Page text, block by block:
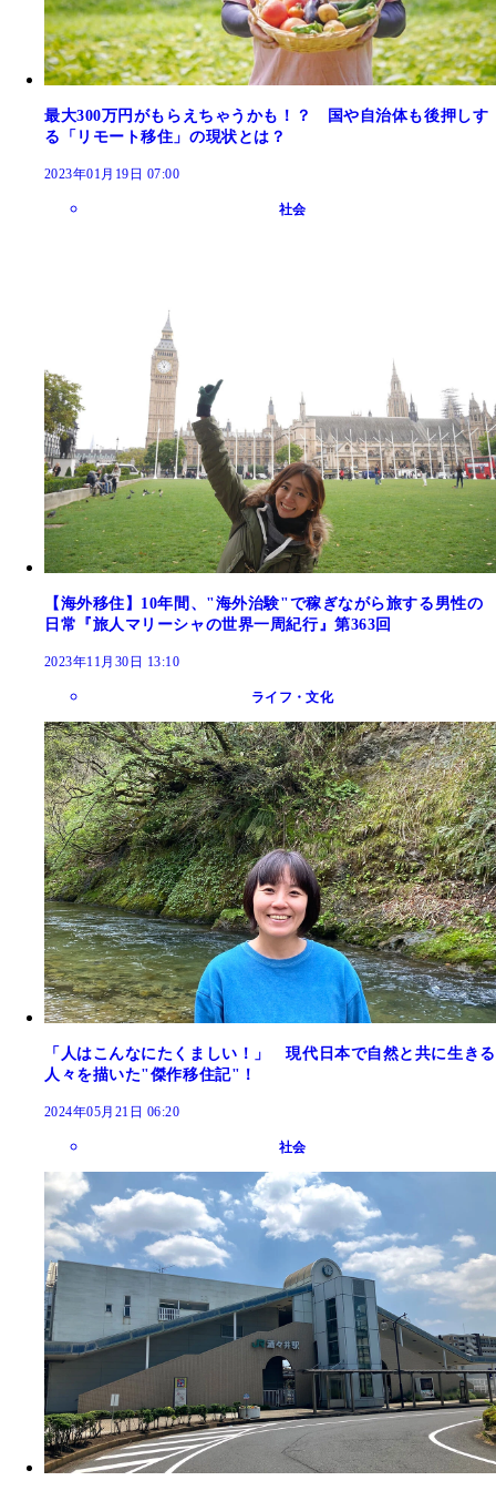
最大300万円がもらえちゃうかも！？ 国や自治体も後押しす
る「リモート移住」の現状とは？
2023年01月19日 07:00
社会
【海外移住】10年間、"海外治験"で稼ぎながら旅する男性の
日常『旅人マリーシャの世界一周紀行』第363回
2023年11月30日 13:10
ライフ・文化
「人はこんなにたくましい！」 現代日本で自然と共に生きる
人々を描いた"傑作移住記"！
2024年05月21日 06:20
社会